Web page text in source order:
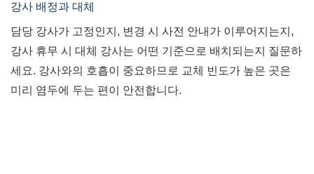
강사 배정과 대체
담당 강사가 고정인지, 변경 시 사전 안내가 이루어지는지,
강사 휴무 시 대체 강사는 어떤 기준으로 배치되는지 질문하
세요. 강사와의 호흡이 중요하므로 교체 빈도가 높은 곳은
미리 염두에 두는 편이 안전합니다.